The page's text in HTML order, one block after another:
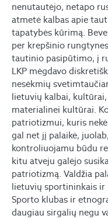
nenutautėjo, netapo
atmetė kalbas apie
tapatybės kūrimą.
per krepšinio
tautinio pasipūtimo, į
LKP mėgdavo
nesėkmių
lietuvių kalbai,
materialinei kultūrai.
patriotizmui, kuris
gal net jį palaikė,
kontroliuojamu būdu
kitu atveju galėjo
patriotizmą. Valdžia
lietuvių sportininkais
Sporto klubas ir
daugiau sirgalių negu